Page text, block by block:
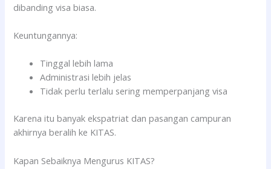
dibanding visa biasa.
Keuntungannya:
Tinggal lebih lama
Administrasi lebih jelas
Tidak perlu terlalu sering memperpanjang visa
Karena itu banyak ekspatriat dan pasangan campuran
akhirnya beralih ke KITAS.
Kapan Sebaiknya Mengurus KITAS?